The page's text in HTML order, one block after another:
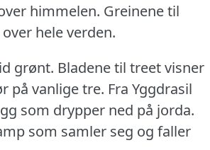
himmelen. Greinene til
hele verden.
grønt. Bladene til treet visner
på vanlige tre. Fra Yggdrasil
som drypper ned på jorda.
som samler seg og faller